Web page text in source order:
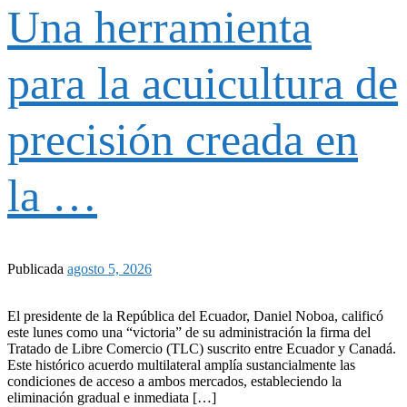
Una herramienta
para la acuicultura de
precisión creada en
la …
Publicada agosto 5, 2026
El presidente de la República del Ecuador, Daniel Noboa, calificó
este lunes como una “victoria” de su administración la firma del
Tratado de Libre Comercio (TLC) suscrito entre Ecuador y Canadá.
Este histórico acuerdo multilateral amplía sustancialmente las
condiciones de acceso a ambos mercados, estableciendo la
eliminación gradual e inmediata […]